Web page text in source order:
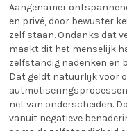
Aangenamer
en privé, door bewuster
zelf staan. Ondanks dat
maakt dit het menselijk
zelfstandig nadenken en
Dat geldt natuurlijk voor
net van onderscheiden.
vanuit negatieve